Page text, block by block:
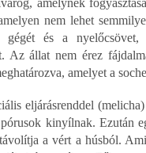
nem lehet
és a
Az állat nem érez
amelyet a
eljárásrenddel
kinyílnak. Ezután
a vért a húsból.